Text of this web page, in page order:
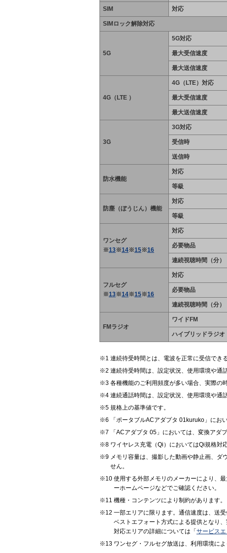
SIM 対応
SIMロック解除対応
5G
5G対応
最大受信速度
最大送信速度
4G（LTE ）
4G（LTE）対応
最大受信速度
最大送信速度
3G
3G対応
受信時
送信時
防水機能
対応
等級
防塵（ぼうじん）機能
対応
等級
ワンセグ
※13※14※15※16
対応
必要物品
連続視聴時間（分）
フルセグ
※13※14※15※16
対応
必要物品
連続視聴時間（分）
FMラジオ
ワイドFM
ハイブリッドラジオ
連続待受時間とは、電波を正常に受信でき
連続待受時間は、設定状況、使用環境や通
各種機能のご利用頻度が多い場合、実際の
連続通話時間は、設定状況、使用環境や通
規格上の基準値です。
「ポータブルACアダプタ 01kuruko」にお
「ACアダプタ 05」においては、変換アダ
ワイヤレス充電（Qi）においてはQi規格対
メモリ容量は、撮影した動画や静止画、ダ
せん。
使用する外部メモリのメーカーにより、
ーホームページなどでご確認ください。
機種・コンテンツにより制約があります。
一部エリアに限ります。通信速度は、送
ベストエフォート方式による提供となり
対応エリアの詳細については「 サービス
ワンセグ・フルセグ放送は、利用環境に